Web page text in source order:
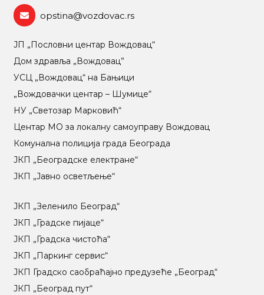
opstina@vozdovac.rs
ЈП „Пословни центар Вождовац“
Дом здравља „Вождовац”
УСЦ „Вождовац“ на Бањици
„Вождовачки центар – Шумице“
НУ „Светозар Марковић“
Центар МO за локалну самоуправу Вождовац
Комунална полиција града Београда
ЈКП „Београдске електране“
ЈКП „Јавно осветљење“
ЈКП „Зеленило Београд“
ЈКП „Градске пијаце“
ЈКП „Градска чистоћа“
ЈКП „Паркинг сервис“
ЈКП Градско саобраћајно предузеће „Београд“
ЈКП „Београд пут“